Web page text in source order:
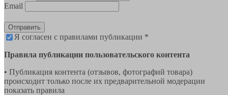
Email
Отправить
Я согласен с правилами публикации *
Правила публикации пользовательского контента
• Публикация контента (отзывов, фотографий товара)
происходит только после их предварительной модерации
показать правила